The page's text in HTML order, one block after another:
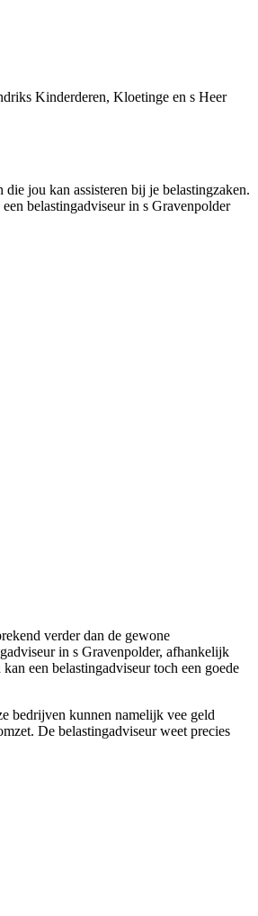
Kinderderen, Kloetinge en s Heer
jou kan assisteren bij je belastingzaken.
belastingadviseur in s Gravenpolder
verder dan de gewone
in s Gravenpolder, afhankelijk
een belastingadviseur toch een goede
bedrijven kunnen namelijk vee geld
De belastingadviseur weet precies